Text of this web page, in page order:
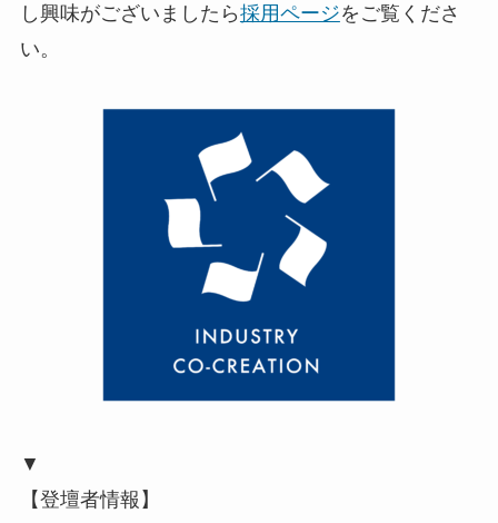
し興味がございましたら採用ページをご覧くださ
い。
▼
【登壇者情報】